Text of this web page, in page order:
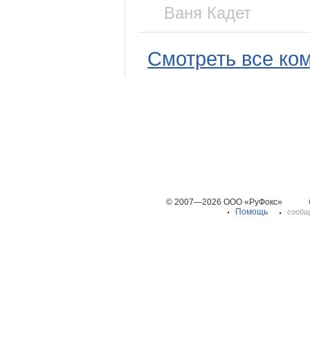
Ваня Кадет
Смотреть все
© 2007—2026 ООО «РуФокс»
Помощь